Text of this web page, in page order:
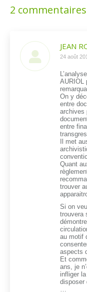
2 commentaires
JEAN
dit
24 août
AURIOL
On y
entre
archives
entre
Il met
Quant
trouver
Si on
trouvera
au motif
aspects
Et
ans, je
infliger
disposer